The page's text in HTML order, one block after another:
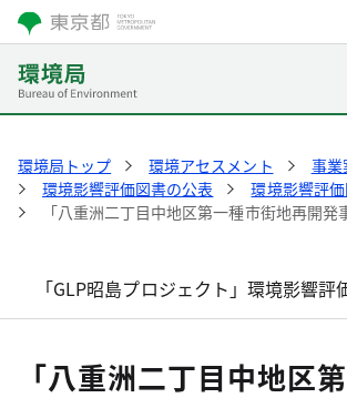
環境局トップ 環境アセスメント
事業
環境影響評価図書の公表
環境影響評
「八重洲二丁目中地区第一種市街地再開発
「GLP昭島プロジェクト」環境影響評
「八重洲二丁目中地区